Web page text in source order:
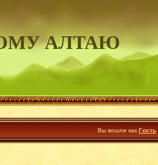
АЛТАЮ
Вы вошли как Гость